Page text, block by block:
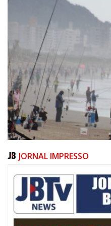
06/08/2026 | 07:00
Festival de Pesca de Praia vai
JORNAL IMPRESSO